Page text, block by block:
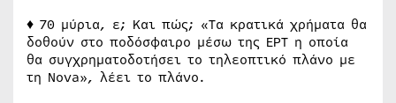
♦ 70 μύρια, ε; Και πώς; «Τα κρατικά χρήματα θα
δοθούν στο ποδόσφαιρο μέσω της ΕΡΤ η οποία
θα συγχρηματοδοτήσει το τηλεοπτικό πλάνο με
τη Nova», λέει το πλάνο.